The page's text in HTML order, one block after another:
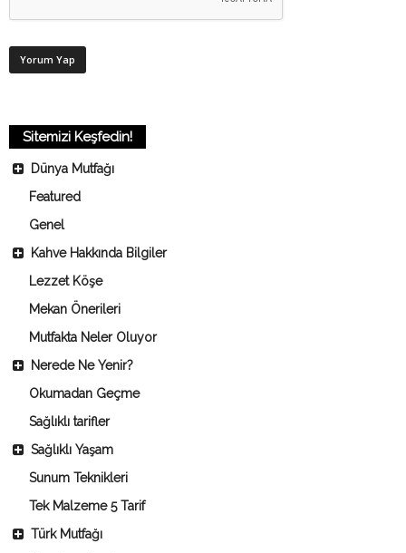
Sitemizi Keşfedin!
Dünya Mutfağı
Featured
Genel
Kahve Hakkında Bilgiler
Lezzet Köşe
Mekan Önerileri
Mutfakta Neler Oluyor
Nerede Ne Yenir?
Okumadan Geçme
Sağlıklı tarifler
Sağlıklı Yaşam
Sunum Teknikleri
Tek Malzeme 5 Tarif
Türk Mutfağı